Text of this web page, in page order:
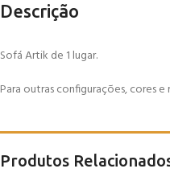
Descrição
Sofá Artik de 1 lugar.
Para outras configurações, cores
Produtos